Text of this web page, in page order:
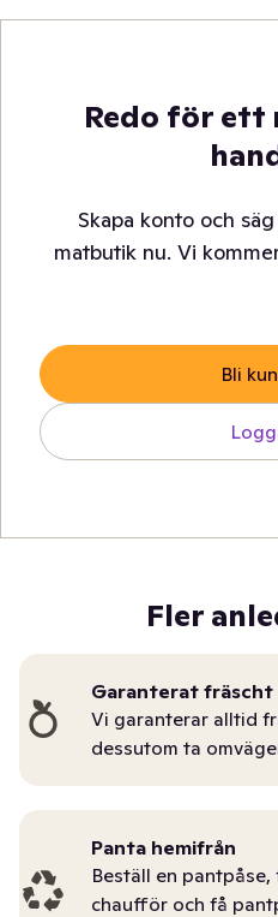
Redo för
Skapa konto och
matbutik nu. Vi
Bli
Fler
Garanterat fräscht
Vi garanterar alltid
dessutom ta
Panta hemifrån
Beställ en
chaufför och få